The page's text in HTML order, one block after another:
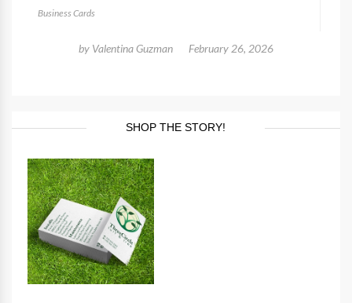
Business Cards
by Valentina Guzman February 26, 2026
SHOP THE STORY!